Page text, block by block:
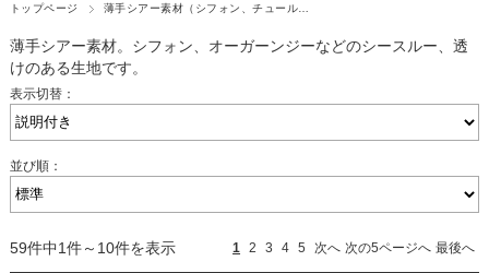
トップページ 薄手シアー素材（シフォン、チュール…
薄手シアー素材。シフォン、オーガーンジーなどのシースルー、透
けのある生地です。
表示切替：
並び順：
59件中1件～10件を表示 1 2 3 4 5 次へ 次の5ページへ 最後へ